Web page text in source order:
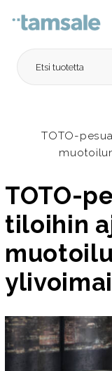
TOTO-
TOTO-
tiloihin